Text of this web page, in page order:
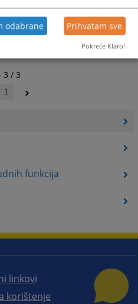
funkcija
3 / 3
1
linkovi
korištenje
odabrane Prihvatam sve
Pokreće Klaro!